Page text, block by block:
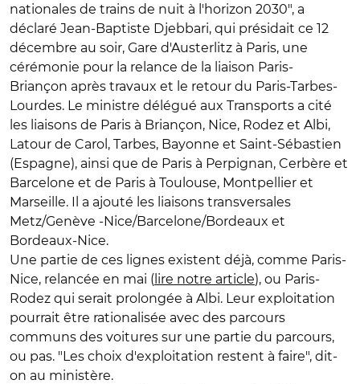
nationales de trains de nuit à l'horizon 2030", a
déclaré Jean-Baptiste Djebbari, qui présidait ce 12
décembre au soir, Gare d'Austerlitz à Paris, une
cérémonie pour la relance de la liaison Paris-
Briançon après travaux et le retour du Paris-Tarbes-
Lourdes. Le ministre délégué aux Transports a cité
les liaisons de Paris à Briançon, Nice, Rodez et Albi,
Latour de Carol, Tarbes, Bayonne et Saint-Sébastien
(Espagne), ainsi que de Paris à Perpignan, Cerbère et
Barcelone et de Paris à Toulouse, Montpellier et
Marseille. Il a ajouté les liaisons transversales
Metz/Genève -Nice/Barcelone/Bordeaux et
Bordeaux-Nice.
Une partie de ces lignes existent déjà, comme Paris-
Nice, relancée en mai ( lire notre article), ou Paris-
Rodez qui serait prolongée à Albi. Leur exploitation
pourrait être rationalisée avec des parcours
communs des voitures sur une partie du parcours,
ou pas. "Les choix d'exploitation restent à faire", dit-
on au ministère.